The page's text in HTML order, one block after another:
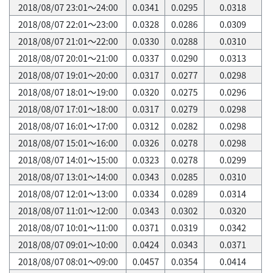
2018/08/07 23:01～24:00
0.0341 0.0295
0.0318
2018/08/07 22:01～23:00
0.0328 0.0286
0.0309
2018/08/07 21:01～22:00
0.0330 0.0288
0.0310
2018/08/07 20:01～21:00
0.0337 0.0290
0.0313
2018/08/07 19:01～20:00
0.0317 0.0277
0.0298
2018/08/07 18:01～19:00
0.0320 0.0275
0.0296
2018/08/07 17:01～18:00
0.0317 0.0279
0.0298
2018/08/07 16:01～17:00
0.0312 0.0282
0.0298
2018/08/07 15:01～16:00
0.0326 0.0278
0.0298
2018/08/07 14:01～15:00
0.0323 0.0278
0.0299
2018/08/07 13:01～14:00
0.0343 0.0285
0.0310
2018/08/07 12:01～13:00
0.0334 0.0289
0.0314
2018/08/07 11:01～12:00
0.0343 0.0302
0.0320
2018/08/07 10:01～11:00
0.0371 0.0319
0.0342
2018/08/07 09:01～10:00
0.0424 0.0343
0.0371
2018/08/07 08:01～09:00
0.0457 0.0354
0.0414